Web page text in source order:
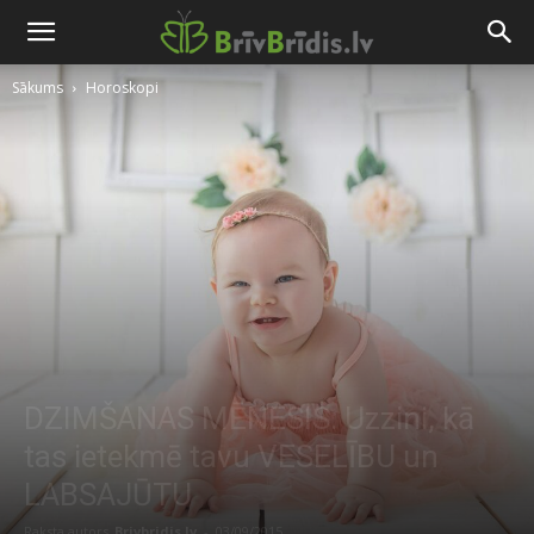
Sākums Horoskopi
DZIMŠANAS MĒNESIS: Uzzini, kā
tas ietekmē tavu VESELĪBU un
LABSAJŪTU